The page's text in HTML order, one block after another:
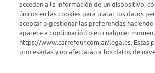
Estamos para ayudarte
¿Tenés una consulta? Comunicate con nosotros
Descubrí Carrefour
acceden a la información de un dispositivo,
únicos en las cookies para tratar los datos
aceptar o gestionar las preferencias
aparece a continuación o en cualquier
https://www.carrefour.com.ar/legales. Estas
procesadas y no afectarán a los datos de
--